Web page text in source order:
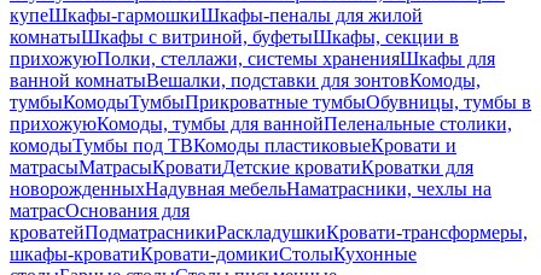
купеШкафы-гармошкиШкафы-пеналы для жилой
комнатыШкафы с витриной, буфетыШкафы, секции в
прихожуюПолки, стеллажи, системы храненияШкафы для
ванной комнатыВешалки, подставки для зонтовКомоды,
тумбыКомодыТумбыПрикроватные тумбыОбувницы, тумбы в
прихожуюКомоды, тумбы для ваннойПеленальные столики,
комодыТумбы под ТВКомоды пластиковыеКровати и
матрасыМатрасыКроватиДетские кроватиКроватки для
новорожденныхНадувная мебельНаматрасники, чехлы на
матрасОснования для
кроватейПодматрасникиРаскладушкиКровати-трансформеры,
шкафы-кроватиКровати-домикиСтолыКухонные